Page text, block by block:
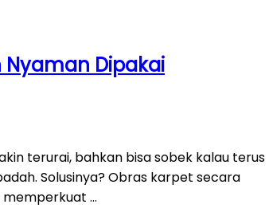
Nyaman Dipakai
terurai, bahkan bisa sobek kalau terus
Solusinya? Obras karpet secara
memperkuat …